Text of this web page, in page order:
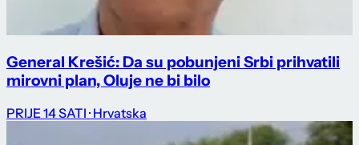
General Krešić: Da su pobunjeni Srbi prihvatili
mirovni plan, Oluje ne bi bilo
PRIJE 14 SATI · Hrvatska